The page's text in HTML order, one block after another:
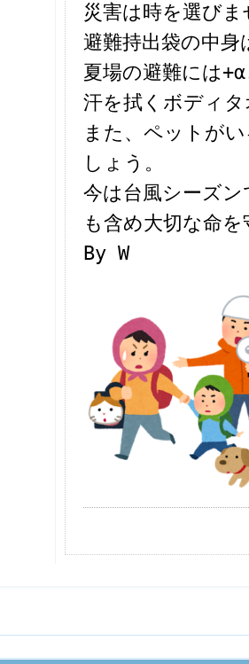
災害は時を選びま
避難持出袋の中身
夏場の避難には
汗を拭くボディ
また、ペットが
しょう。
今は台風シーズ
も含め大切な命
By W